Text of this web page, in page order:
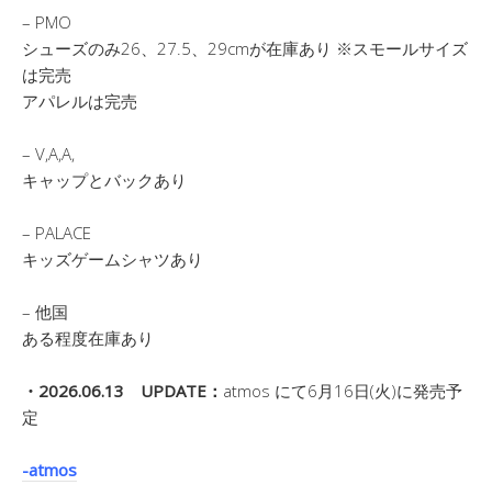
– PMO
シューズのみ26、27.5、29cmが在庫あり ※スモールサイズ
は完売
アパレルは完売
– V,A,A,
キャップとバックあり
– PALACE
キッズゲームシャツあり
– 他国
ある程度在庫あり
・2026.06.13 UPDATE： atmos にて6月16日(火)に発売予
定
-atmos